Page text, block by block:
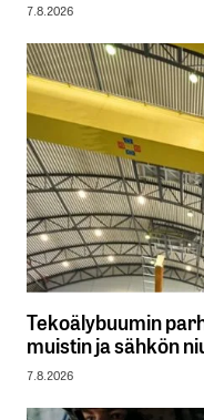
7.8.2026
Tekoälybuumin
muistin ja sähkön
7.8.2026